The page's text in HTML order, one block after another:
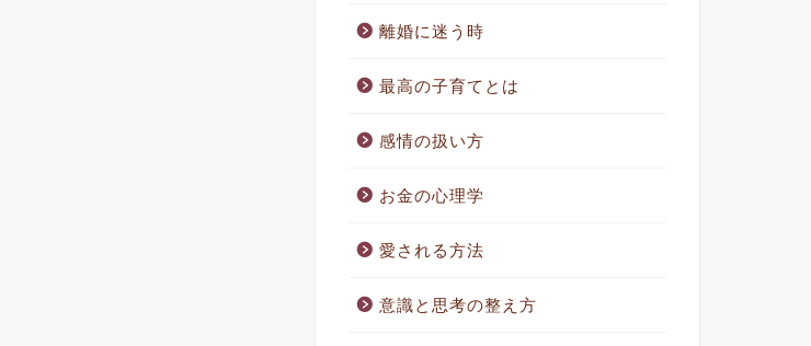
離婚に迷う時
最高の子育てとは
感情の扱い方
お金の心理学
愛される方法
意識と思考の整え方